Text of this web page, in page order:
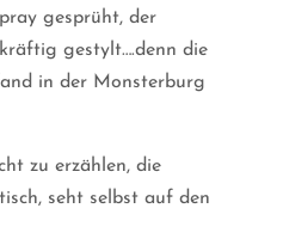
gesprüht, der
gestylt….denn die
in der Monsterburg
zu erzählen, die
seht selbst auf den